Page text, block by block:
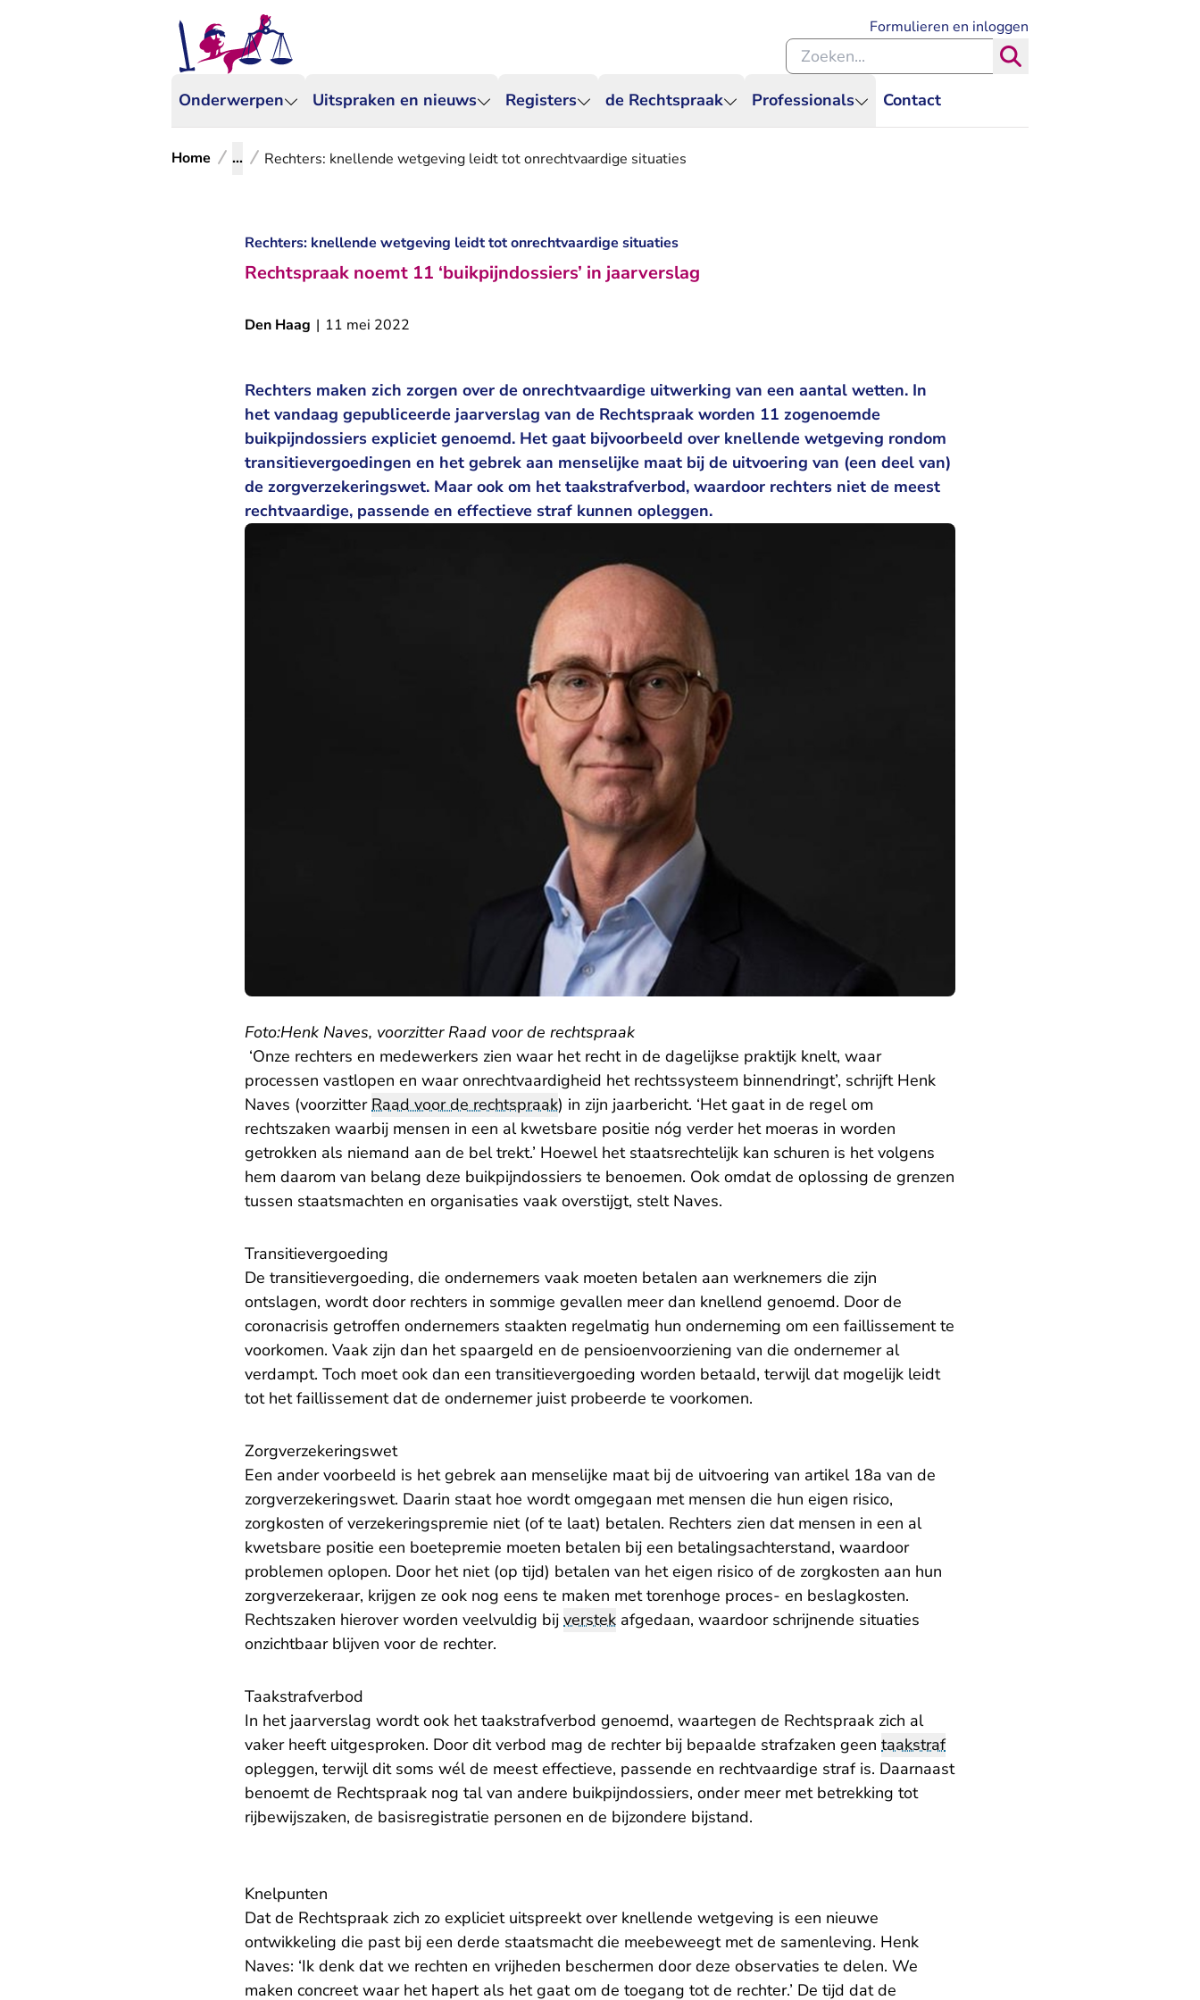
Onderwerpen Uitspraken en nieuws Registers de Rechtspraak Professionals Contact
Formulieren en inloggen
Zoeken binnen de Rechtspraak
Home ... Rechters: knellende wetgeving leidt tot onrechtvaardige situaties
Rechters: knellende wetgeving leidt tot onrechtvaardige situaties
Rechtspraak noemt 11 ‘buikpijndossiers’ in jaarverslag
Den Haag | 11 mei 2022
Rechters maken zich zorgen over de onrechtvaardige uitwerking van een aantal wetten. In
het vandaag gepubliceerde jaarverslag van de Rechtspraak worden 11 zogenoemde
buikpijndossiers expliciet genoemd. Het gaat bijvoorbeeld over knellende wetgeving rondom
transitievergoedingen en het gebrek aan menselijke maat bij de uitvoering van (een deel van)
de zorgverzekeringswet. Maar ook om het taakstrafverbod, waardoor rechters niet de meest
rechtvaardige, passende en effectieve straf kunnen opleggen.
Foto:Henk Naves, voorzitter Raad voor de rechtspraak
‘Onze rechters en medewerkers zien waar het recht in de dagelijkse praktijk knelt, waar
processen vastlopen en waar onrechtvaardigheid het rechtssysteem binnendringt’, schrijft Henk
Naves (voorzitterRaad voor de rechtspraak) in zijn jaarbericht- U verlaat Rechtspraak.nl
. ‘Het gaat in de regel om
rechtszaken waarbij mensen in een al kwetsbare positie nóg verder het moeras in worden
getrokken als niemand aan de bel trekt.’ Hoewel het staatsrechtelijk kan schuren is het volgens
hem daarom van belang deze buikpijndossiers - U verlaat Rechtspraak.nl, opent in een nieuw tabblad
te benoemen. Ook omdat de oplossing de grenzen
tussen staatsmachten en organisaties vaak overstijgt, stelt Naves.
Transitievergoeding
De transitievergoeding, die ondernemers vaak moeten betalen aan werknemers die zijn
ontslagen, wordt door rechters in sommige gevallen meer dan knellend genoemd. Door de
coronacrisis getroffen ondernemers staakten regelmatig hun onderneming om een faillissement te
voorkomen. Vaak zijn dan het spaargeld en de pensioenvoorziening van die ondernemer al
verdampt. Toch moet ook dan een transitievergoeding worden betaald, terwijl dat mogelijk leidt
tot het faillissement dat de ondernemer juist probeerde te voorkomen.
Zorgverzekeringswet
Een ander voorbeeld is het gebrek aan menselijke maat bij de uitvoering van artikel 18a van de
zorgverzekeringswet. Daarin staat hoe wordt omgegaan met mensen die hun eigen risico,
zorgkosten of verzekeringspremie niet (of te laat) betalen. Rechters zien dat mensen in een al
kwetsbare positie een boetepremie moeten betalen bij een betalingsachterstand, waardoor
problemen oplopen. Door het niet (op tijd) betalen van het eigen risico of de zorgkosten aan hun
zorgverzekeraar, krijgen ze ook nog eens te maken met torenhoge proces- en beslagkosten.
Rechtszaken hierover worden veelvuldig bij verstek afgedaan, waardoor schrijnende situaties
onzichtbaar blijven voor de rechter.
Taakstrafverbod
In het jaarverslag wordt ook het taakstrafverbod genoemd, waartegen de Rechtspraak zich al
vaker heeft uitgesproken. Door dit verbod mag de rechter bij bepaalde strafzaken geen taakstraf
opleggen, terwijl dit soms wél de meest effectieve, passende en rechtvaardige straf is. Daarnaast
benoemt de Rechtspraak nog tal van andere buikpijndossiers, onder meer met betrekking tot
rijbewijszaken, de basisregistratie personen en de bijzondere bijstand.
Knelpunten
Dat de Rechtspraak zich zo expliciet uitspreekt over knellende wetgeving is een nieuwe
ontwikkeling die past bij een derde staatsmacht die meebeweegt met de samenleving. Henk
Naves: ‘Ik denk dat we rechten en vrijheden beschermen door deze observaties te delen. We
maken concreet waar het hapert als het gaat om de toegang tot de rechter.’ De tijd dat de